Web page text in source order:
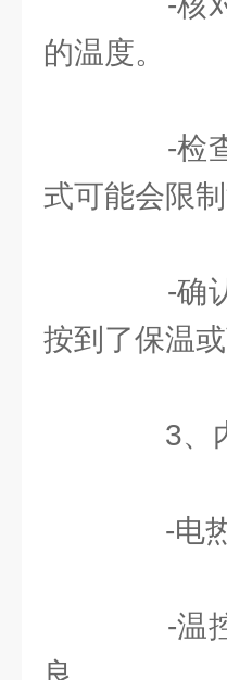
的温度。
-检查
式可能会限制
-确认
按到了保温或
3、内
-电热
-温控